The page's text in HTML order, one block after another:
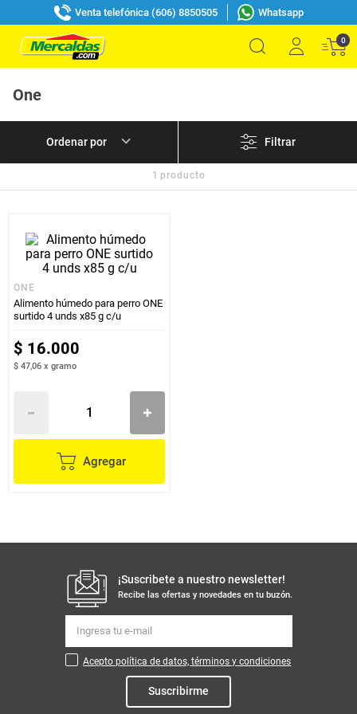
Venta telefónica (606) 8850505 Whatsapp
0
One
Filtrar
1 producto
ONE
Alimento húmedo para perro ONE
surtido 4 unds x85 g c/u
$ 16.000
$ 47,06 x gramo
Agregar
¡Suscribete a nuestro newsletter!
Recibe las ofertas y novedades en tu buzón.
Acepto política de datos, términos y condiciones
Suscribirme